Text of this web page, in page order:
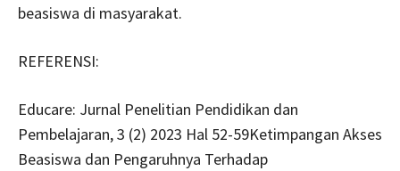
beasiswa di masyarakat.
REFERENSI:
Educare: Jurnal Penelitian Pendidikan dan
Pembelajaran, 3 (2) 2023 Hal 52-59Ketimpangan Akses
Beasiswa dan Pengaruhnya Terhadap